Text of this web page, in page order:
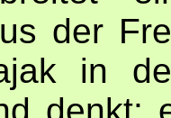
der
in